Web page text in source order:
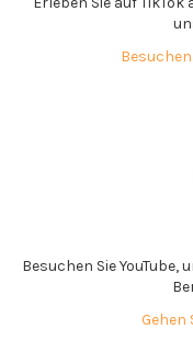
Besuchen Sie
Gehen